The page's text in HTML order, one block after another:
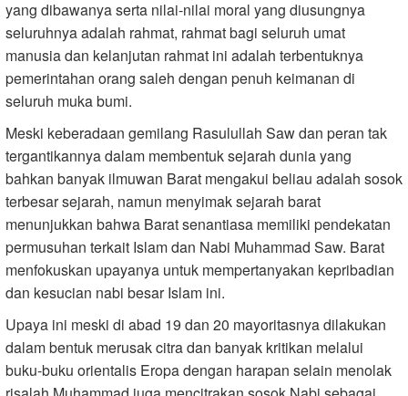
yang dibawanya serta nilai-nilai moral yang diusungnya
seluruhnya adalah rahmat, rahmat bagi seluruh umat
manusia dan kelanjutan rahmat ini adalah terbentuknya
pemerintahan orang saleh dengan penuh keimanan di
seluruh muka bumi.
Meski keberadaan gemilang Rasulullah Saw dan peran tak
tergantikannya dalam membentuk sejarah dunia yang
bahkan banyak ilmuwan Barat mengakui beliau adalah sosok
terbesar sejarah, namun menyimak sejarah barat
menunjukkan bahwa Barat senantiasa memiliki pendekatan
permusuhan terkait Islam dan Nabi Muhammad Saw. Barat
menfokuskan upayanya untuk mempertanyakan kepribadian
dan kesucian nabi besar Islam ini.
Upaya ini meski di abad 19 dan 20 mayoritasnya dilakukan
dalam bentuk merusak citra dan banyak kritikan melalui
buku-buku orientalis Eropa dengan harapan selain menolak